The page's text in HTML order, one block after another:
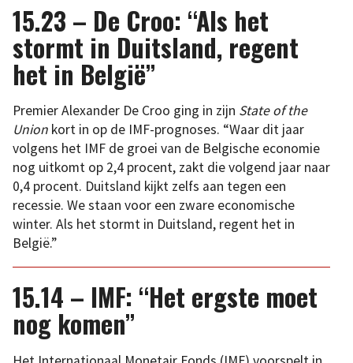
15.23 – De Croo: “Als het
stormt in Duitsland, regent
het in België”
Premier Alexander De Croo ging in zijn State of the
Union kort in op de IMF-prognoses. “Waar dit jaar
volgens het IMF de groei van de Belgische economie
nog uitkomt op 2,4 procent, zakt die volgend jaar naar
0,4 procent. Duitsland kijkt zelfs aan tegen een
recessie. We staan voor een zware economische
winter. Als het stormt in Duitsland, regent het in
België.”
15.14 – IMF: “Het ergste moet
nog komen”